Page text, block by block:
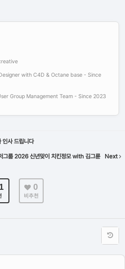
with C4D & Octane base - Since
Group Management Team - Since 2023
인사 드립니다
그룹 2026 신년맞이 치킨정모 with 김그륜 Next
1 0
비추천